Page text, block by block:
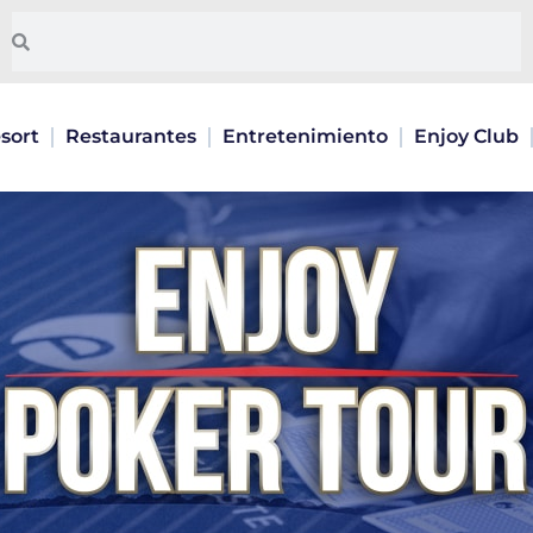
Restaurantes Entretenimiento Enjoy Club